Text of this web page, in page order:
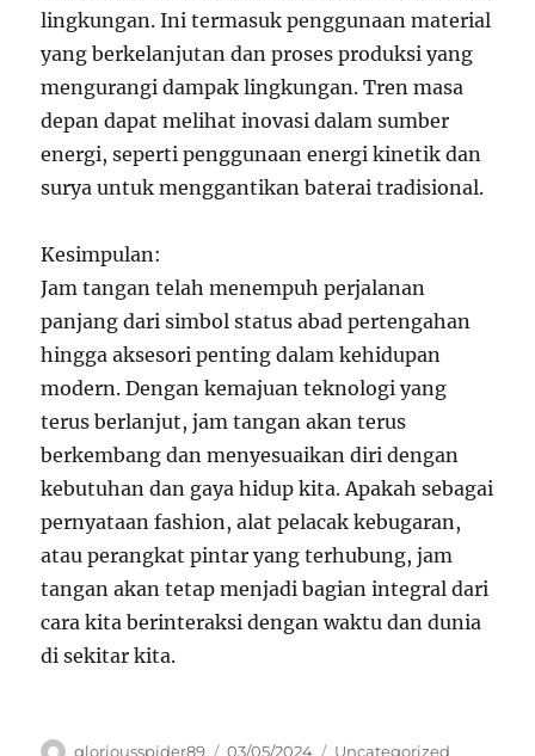
lingkungan. Ini termasuk penggunaan material
yang berkelanjutan dan proses produksi yang
mengurangi dampak lingkungan. Tren masa
depan dapat melihat inovasi dalam sumber
energi, seperti penggunaan energi kinetik dan
surya untuk menggantikan baterai tradisional.
Kesimpulan:
Jam tangan telah menempuh perjalanan
panjang dari simbol status abad pertengahan
hingga aksesori penting dalam kehidupan
modern. Dengan kemajuan teknologi yang
terus berlanjut, jam tangan akan terus
berkembang dan menyesuaikan diri dengan
kebutuhan dan gaya hidup kita. Apakah sebagai
pernyataan fashion, alat pelacak kebugaran,
atau perangkat pintar yang terhubung, jam
tangan akan tetap menjadi bagian integral dari
cara kita berinteraksi dengan waktu dan dunia
di sekitar kita.
Author
gloriousspider89 Posted
03/05/2024 Categories
Uncategorized